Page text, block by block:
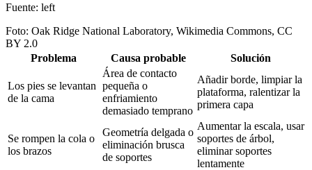
Fuente: left
Foto: Oak Ridge National Laboratory, Wikimedia Commons, CC
BY 2.0
Problema
Causa probable Solución
Los pies se levantan
de la cama
Área de contacto
pequeña o
enfriamiento
demasiado temprano
Añadir borde, limpiar la
plataforma, ralentizar la
primera capa
Se rompen la cola o
los brazos
Geometría delgada o
eliminación brusca
de soportes
Aumentar la escala, usar
soportes de árbol,
eliminar soportes
lentamente